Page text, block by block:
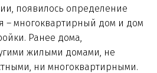
появилось определение
– многоквартирный дом и дом
Ранее дома,
жилыми домами, не
ни многоквартирными.